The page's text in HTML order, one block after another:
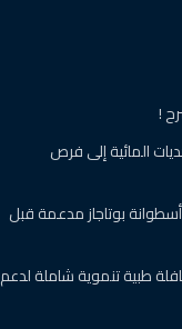
!
المائية إلى فرص
المنوفية: ضبط 395 أسطوانة بوتاجاز مدعمة قبل
طبية تنموية شاملة لدعم